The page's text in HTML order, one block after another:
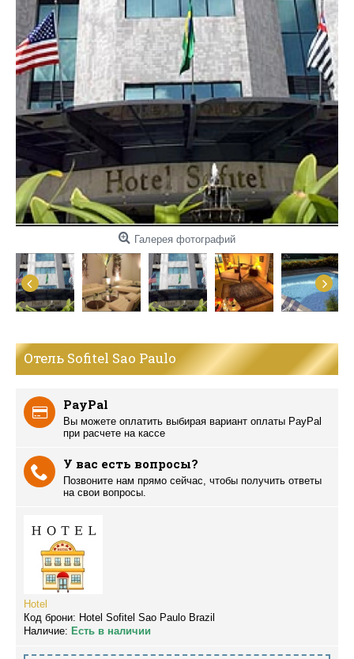
Галерея фотографий
Отель Sofitel Sao Paulo
PayPal
Вы можете оплатить выбирая вариант оплаты PayPal
при расчете на кассе
У вас есть вопросы?
Позвоните нам прямо сейчас, чтобы получить ответы
на свои вопросы.
Hotel
Код брони: Hotel Sofitel Sao Paulo Brazil
Наличие: Есть в наличии